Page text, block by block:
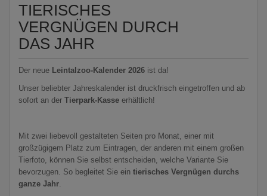
TIERISCHES
VERGNÜGEN DURCH
DAS JAHR
Der neue Leintalzoo-Kalender 2026 ist da!
Unser beliebter Jahreskalender ist druckfrisch eingetroffen und ab
sofort an der Tierpark-Kasse erhältlich!
Mit zwei liebevoll gestalteten Seiten pro Monat, einer mit
großzügigem Platz zum Eintragen, der anderen mit einem großen
Tierfoto, können Sie selbst entscheiden, welche Variante Sie
bevorzugen. So begleitet Sie ein tierisches Vergnügen durchs
ganze Jahr